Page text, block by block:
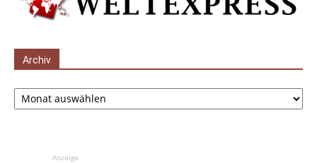
Archiv
Archiv
Anzeige